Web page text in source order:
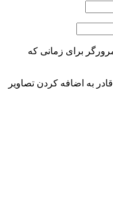
برای زمانی که
به اضافه کردن تصاویر